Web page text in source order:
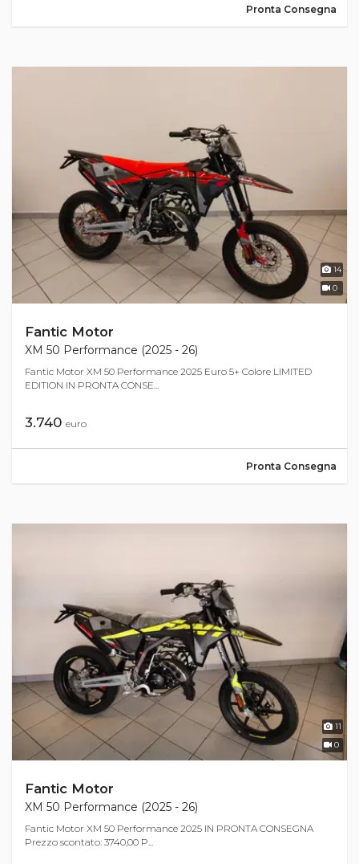
Pronta Consegna
14
0
Fantic Motor
XM 50 Performance (2025 - 26)
Fantic Motor XM 50 Performance 2025 Euro 5+ Colore LIMITED
EDITION IN PRONTA CONSE...
3.740 euro
Pronta Consegna
11
0
Fantic Motor
XM 50 Performance (2025 - 26)
Fantic Motor XM 50 Performance 2025 IN PRONTA CONSEGNA
Prezzo scontato: 3740,00 P...